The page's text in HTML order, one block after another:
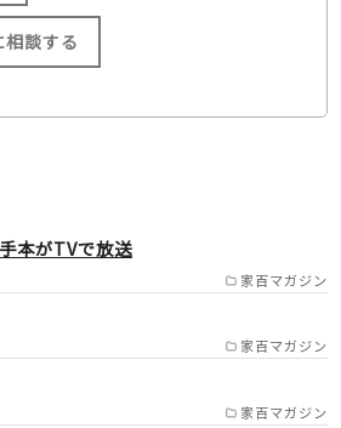
囲
田林市/大阪狭山市/大
四条畷市/門真市/守口市/
談する
家百マガジン
本がTVで放送
家百マガジン
家百マガジン